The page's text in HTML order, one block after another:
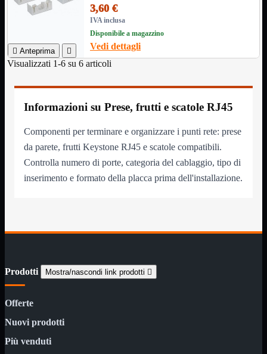
WiFi
PCI
PCI-Express
USB
VOIP
Telefoni
RouterMostra tutti i prodotti
4G WiFi
Cablati
WiFi
Ripetitore WiFiMostra tutti i prodotti
PCI
Switch ReteMostra tutti i prodotti
10/100/1000Mps
 Anteprima 
3,60 €
IVA inclusa
Disponibile a magazzino
Vedi dettagli
Visualizzati 1-6 su 6 articoli
Informazioni su Prese, frutti e scatole RJ45
Componenti per terminare e organizzare i punti rete: prese
da parete, frutti Keystone RJ45 e scatole compatibili.
Controlla numero di porte, categoria del cablaggio, tipo di
inserimento e formato della placca prima dell'installazione.
Prodotti Mostra/nascondi link prodotti 
Offerte
Nuovi prodotti
Più venduti